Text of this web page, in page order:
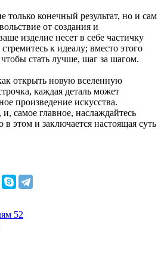
конечный результат, но и сам
от создания и
изделие несет в себе частичку
к идеалу; вместо этого
чтобы стать лучше, шаг за шагом.
открыть новую вселенную
каждая деталь может
произведение искусства.
самое главное, наслаждайтесь
в этом и заключается настоящая суть
52